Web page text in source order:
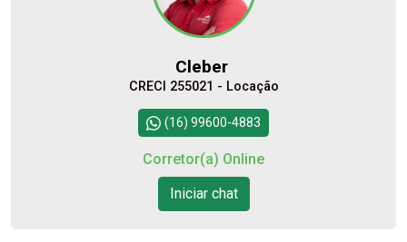
Cleber
CRECI 255021 - Locação
(16) 99600-4883
Corretor(a) Online
Iniciar chat